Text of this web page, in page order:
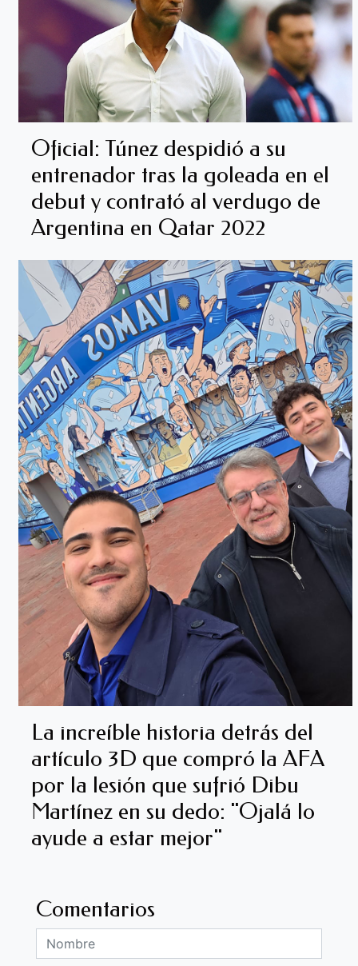
Oficial: Túnez despidió a su
entrenador tras la goleada en el
debut y contrató al verdugo de
Argentina en Qatar 2022
La increíble historia detrás del
artículo 3D que compró la AFA
por la lesión que sufrió Dibu
Martínez en su dedo: "Ojalá lo
ayude a estar mejor"
Comentarios